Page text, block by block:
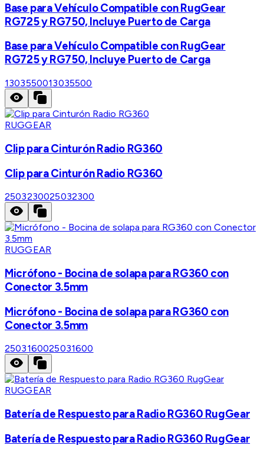
Base para Vehículo Compatible con RugGear
RG725 y RG750, Incluye Puerto de Carga
Base para Vehículo Compatible con RugGear
RG725 y RG750, Incluye Puerto de Carga
1303550013035500
RUGGEAR
Clip para Cinturón Radio RG360
Clip para Cinturón Radio RG360
2503230025032300
RUGGEAR
Micrófono - Bocina de solapa para RG360 con
Conector 3.5mm
Micrófono - Bocina de solapa para RG360 con
Conector 3.5mm
2503160025031600
RUGGEAR
Batería de Respuesto para Radio RG360 RugGear
Batería de Respuesto para Radio RG360 RugGear